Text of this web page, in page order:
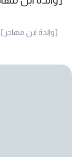
[والدة ابن